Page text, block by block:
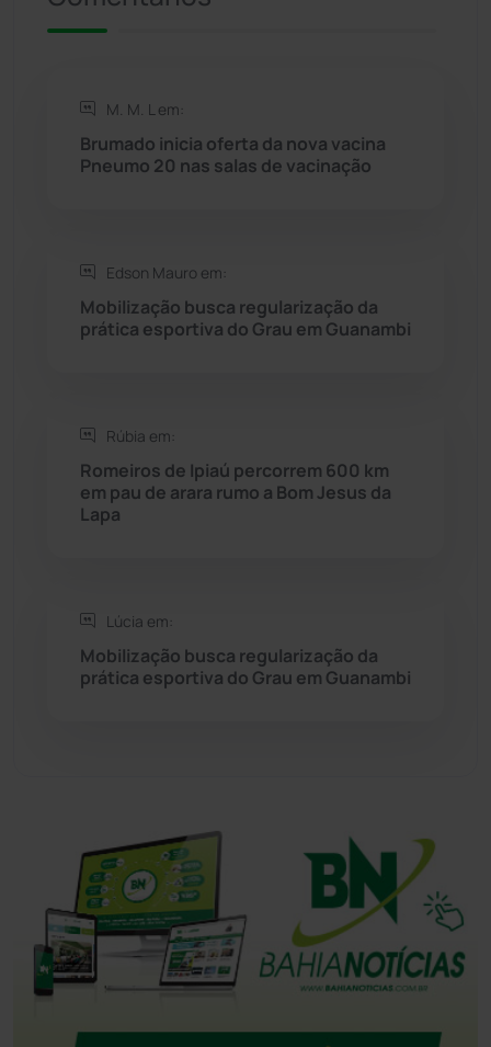
Rio do Antônio
Rio do Pires
Seabra
Sudoeste Baiano (1530)
Tecnologia
M. M. L em:
Brumado inicia oferta da nova vacina
Pneumo 20 nas salas de vacinação
Edson Mauro em:
Mobilização busca regularização da
prática esportiva do Grau em Guanambi
Rúbia em:
Romeiros de Ipiaú percorrem 600 km
em pau de arara rumo a Bom Jesus da
Lapa
Lúcia em:
Mobilização busca regularização da
prática esportiva do Grau em Guanambi